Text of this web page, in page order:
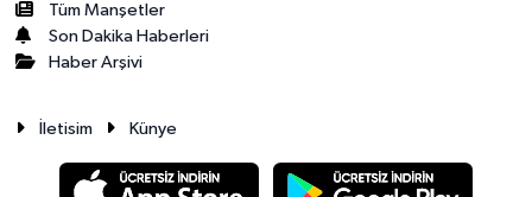
Tüm Manşetler
Son Dakika Haberleri
Haber Arşivi
İletisim Künye